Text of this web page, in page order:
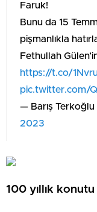
Faruk!
Bunu da 15
pişmanlıkla
Fethullah
https://t.co/
pic.twitter.com/
— Barış
2023
100 yıllık konutu